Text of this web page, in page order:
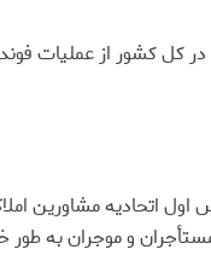
است که ۳.۲ میلیون واحد شهری و ۸۰۰ هزار واحد روستایی بسازد که تا امروز، یک
اول اتحادیه مشاورین
و موجران به طور